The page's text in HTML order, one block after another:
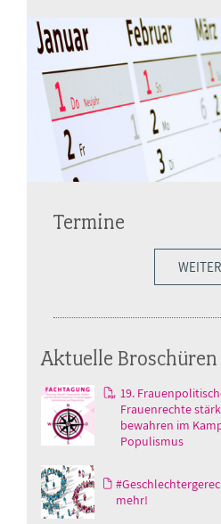
Termine
WEITER
Aktuelle Broschüren
19.
Frauenrechte
bewahren im
Populismus
mehr!